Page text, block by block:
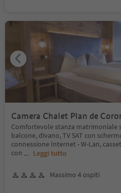
Camera Chalet Plan de
Comfortevole stanza matrimoniale
balcone, divano, TV SAT con
connessione Internet - W-Lan,
con ... Leggi tutto
Massimo 4 ospiti